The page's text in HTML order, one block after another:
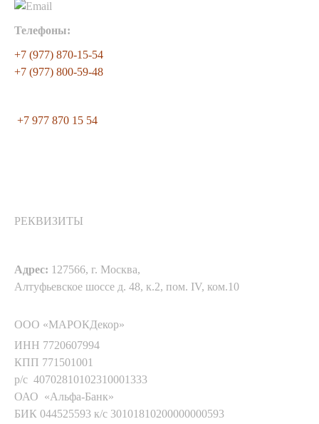
Телефоны:
+7 (977) 870-15-54
+7 (977) 800-59-48
+7 977 870 15 54
РЕКВИЗИТЫ
Адрес: 127566, г. Москва,
Алтуфьевское шоссе д. 48, к.2, пом. IV, ком.10
ООО «МАРОКДекор»
ИНН 7720607994
КПП 771501001
р/с 40702810102310001333
ОАО «Альфа-Банк»
БИК 044525593 к/с 30101810200000000593